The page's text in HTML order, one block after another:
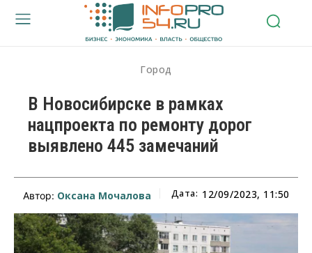
Город
В Новосибирске в рамках
нацпроекта по ремонту дорог
выявлено 445 замечаний
Автор: Оксана Мочалова Дата: 12/09/2023, 11:50